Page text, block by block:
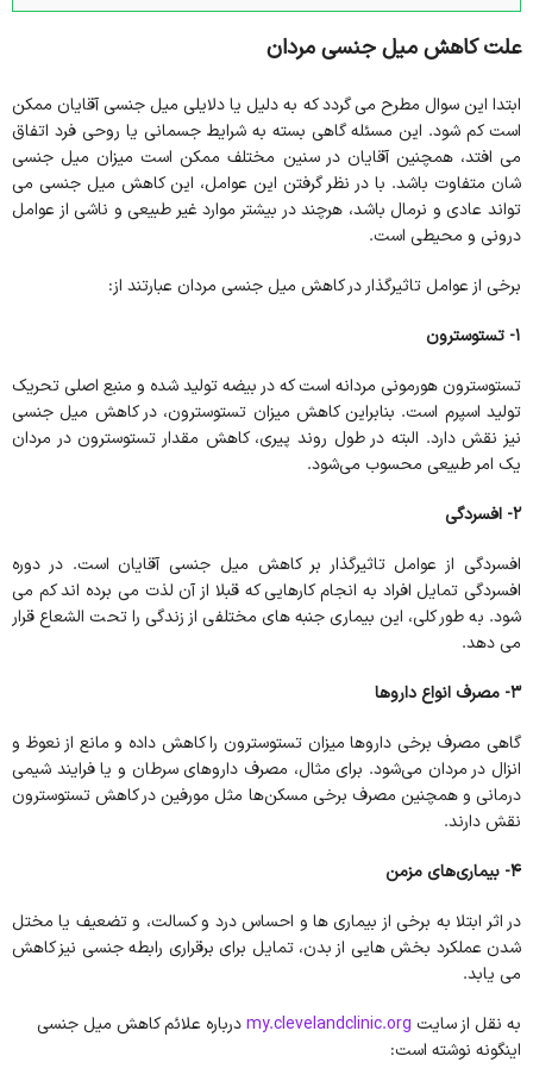
علت کاهش میل جنسی مردان
ابتدا این سوال مطرح می گردد که به دلیل یا دلایلی میل جنسی آقایان ممکن
است کم شود. این مسئله گاهی بسته به شرایط جسمانی یا روحی فرد اتفاق
می افتد، همچنین آقایان در سنین مختلف ممکن است میزان میل جنسی
شان متفاوت باشد. با در نظر گرفتن این عوامل، این کاهش میل جنسی می
تواند عادی و نرمال باشد، هرچند در بیشتر موارد غیر طبیعی و ناشی از عوامل
درونی و محیطی است.
برخی از عوامل تاثیرگذار در کاهش میل جنسی مردان عبارتند از:
1- تستوسترون
تستوسترون هورمونی مردانه است که در بیضه تولید شده و منبع اصلی تحریک
تولید اسپرم است. بنابراین کاهش میزان تستوسترون، در کاهش میل جنسی
نیز نقش دارد. البته در طول روند پیری، کاهش مقدار تستوسترون در مردان
یک امر طبیعی محسوب می‌شود.
۲- افسردگی
افسردگی از عوامل تاثیرگذار بر کاهش میل جنسی آقایان است. در دوره
افسردگی تمایل افراد به انجام کارهایی که قبلا از آن لذت می برده اند کم می
شود. به طور کلی، این بیماری جنبه های مختلفی از زندگی را تحت الشعاع قرار
می دهد.
3- مصرف انواع داروها
گاهی مصرف برخی داروها میزان تستوسترون را کاهش داده و مانع از نعوظ و
انزال در مردان می‌شود. برای مثال، مصرف داروهای سرطان و یا فرایند شیمی
درمانی و همچنین مصرف برخی مسکن‌ها مثل مورفین در کاهش تستوسترون
نقش دارند.
۴- بیماری‌های مزمن
در اثر ابتلا به برخی از بیماری ها و احساس درد و کسالت، و تضعیف یا مختل
شدن عملکرد بخش هایی از بدن، تمایل برای برقراری رابطه جنسی نیز کاهش
می یابد.
به نقل از سایت my.clevelandclinic.orgدرباره علائم کاهش میل جنسی
اینگونه نوشته است: